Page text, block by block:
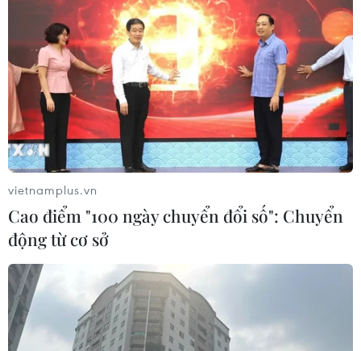
vietnamplus.vn
Cao điểm "100 ngày chuyển đổi số": Chuyển
động từ cơ sở